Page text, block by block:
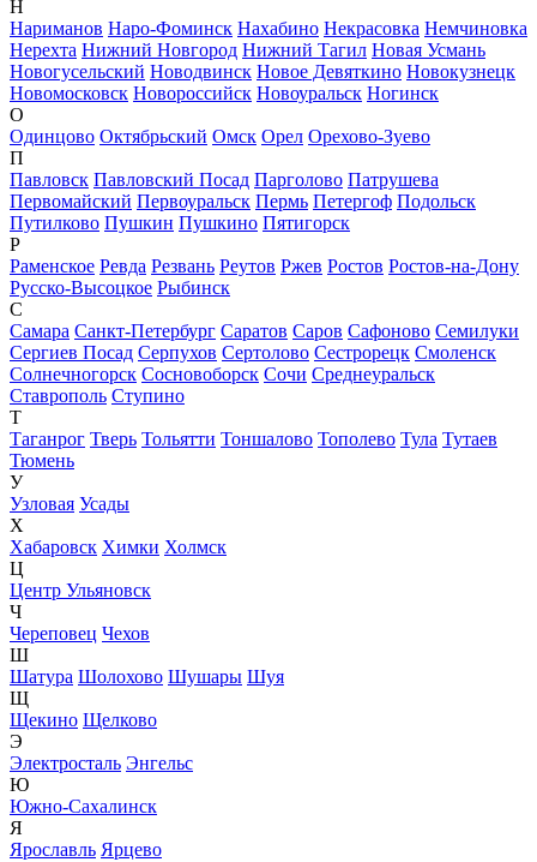
Н
Нариманов Наро-Фоминск Нахабино Некрасовка Немчиновка
Нерехта Нижний Новгород Нижний Тагил Новая Усмань
Новогусельский Новодвинск Новое Девяткино Новокузнецк
Новомосковск Новороссийск Новоуральск Ногинск
О
Одинцово Октябрьский Омск Орел Орехово-Зуево
П
Павловск Павловский Посад Парголово Патрушева
Первомайский Первоуральск Пермь Петергоф Подольск
Путилково Пушкин Пушкино Пятигорск
Р
Раменское Ревда Резвань Реутов Ржев Ростов Ростов-на-Дону
Русско-Высоцкое Рыбинск
С
Самара Санкт-Петербург Саратов Саров Сафоново Семилуки
Сергиев Посад Серпухов Сертолово Сестрорецк Смоленск
Солнечногорск Сосновоборск Сочи Среднеуральск
Ставрополь Ступино
Т
Таганрог Тверь Тольятти Тоншалово Тополево Тула Тутаев
Тюмень
У
Узловая Усады
Х
Хабаровск Химки Холмск
Ц
Центр Ульяновск
Ч
Череповец Чехов
Ш
Шатура Шолохово Шушары Шуя
Щ
Щекино Щелково
Э
Электросталь Энгельс
Ю
Южно-Сахалинск
Я
Ярославль Ярцево